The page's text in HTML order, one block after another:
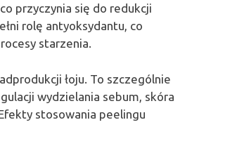
przyczynia się do redukcji
rolę antyoksydantu, co
starzenia.
łoju. To szczególnie
wydzielania sebum, skóra
stosowania peelingu